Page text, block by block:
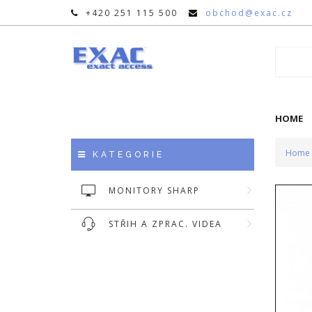
+420 251 115 500 obchod@exac.cz
HOME
KATEGORIE
MONITORY SHARP
STŘIH A ZPRAC. VIDEA
Home